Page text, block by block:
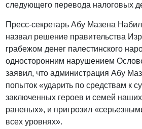
следующего перевода налоговых
Пресс-секретарь Абу Мазена
назвал решение правительства
грабежом денег палестинского
односторонним нарушением
заявил, что администрация Абу
попыток «ударить по средствам к
заключенных героев и семей
раненых», и пригрозил
всех уровнях».